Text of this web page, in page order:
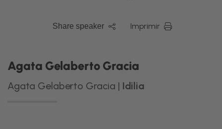
Share speaker Imprimir
Agata Gelaberto Gracia
Agata Gelaberto Gracia | Idilia